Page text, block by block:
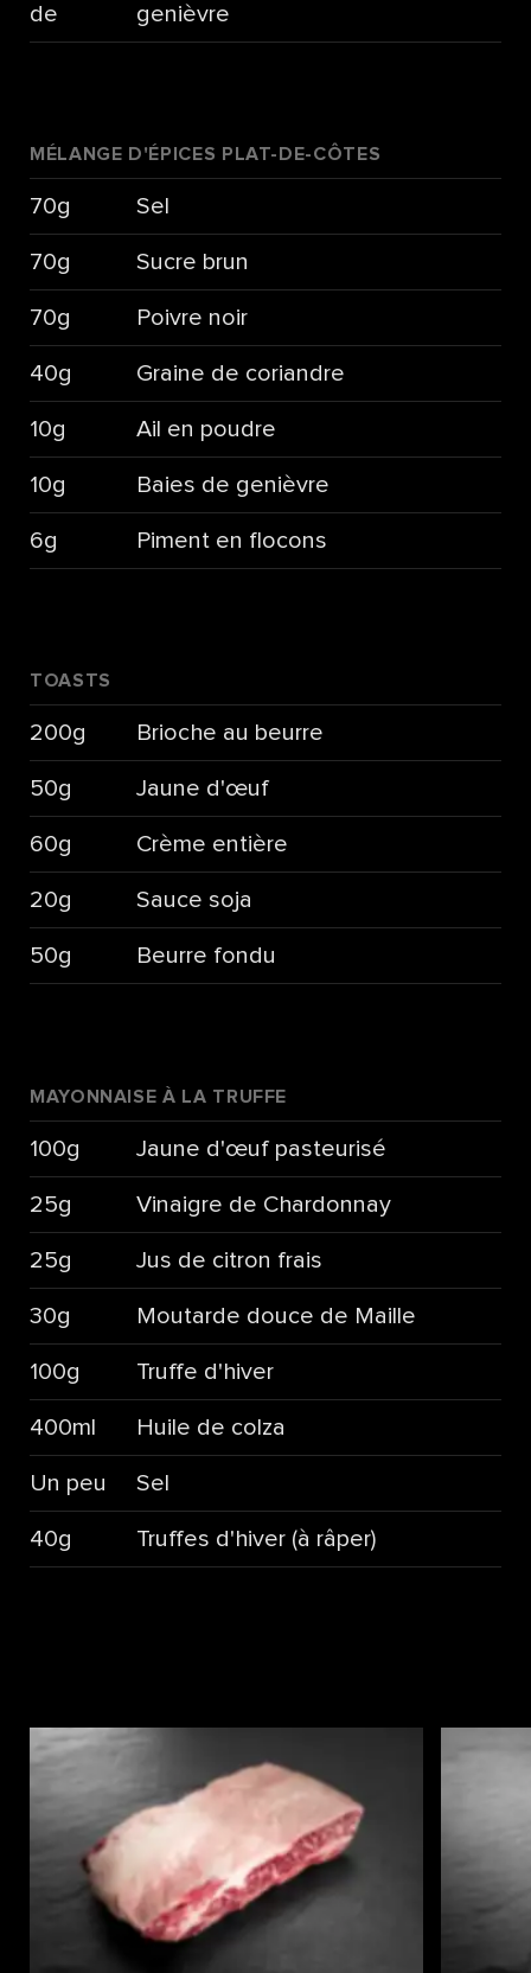
de
genièvre
MÉLANGE D'ÉPICES PLAT-DE-CÔTES
70g Sel
70g Sucre brun
70g Poivre noir
40g Graine de coriandre
10g Ail en poudre
10g Baies de genièvre
6g Piment en flocons
TOASTS
200g Brioche au beurre
50g Jaune d'œuf
60g Crème entière
20g Sauce soja
50g Beurre fondu
MAYONNAISE À LA TRUFFE
100g Jaune d'œuf pasteurisé
25g Vinaigre de Chardonnay
25g Jus de citron frais
30g Moutarde douce de Maille
100g Truffe d'hiver
400ml Huile de colza
Un peu Sel
40g Truffes d'hiver (à râper)